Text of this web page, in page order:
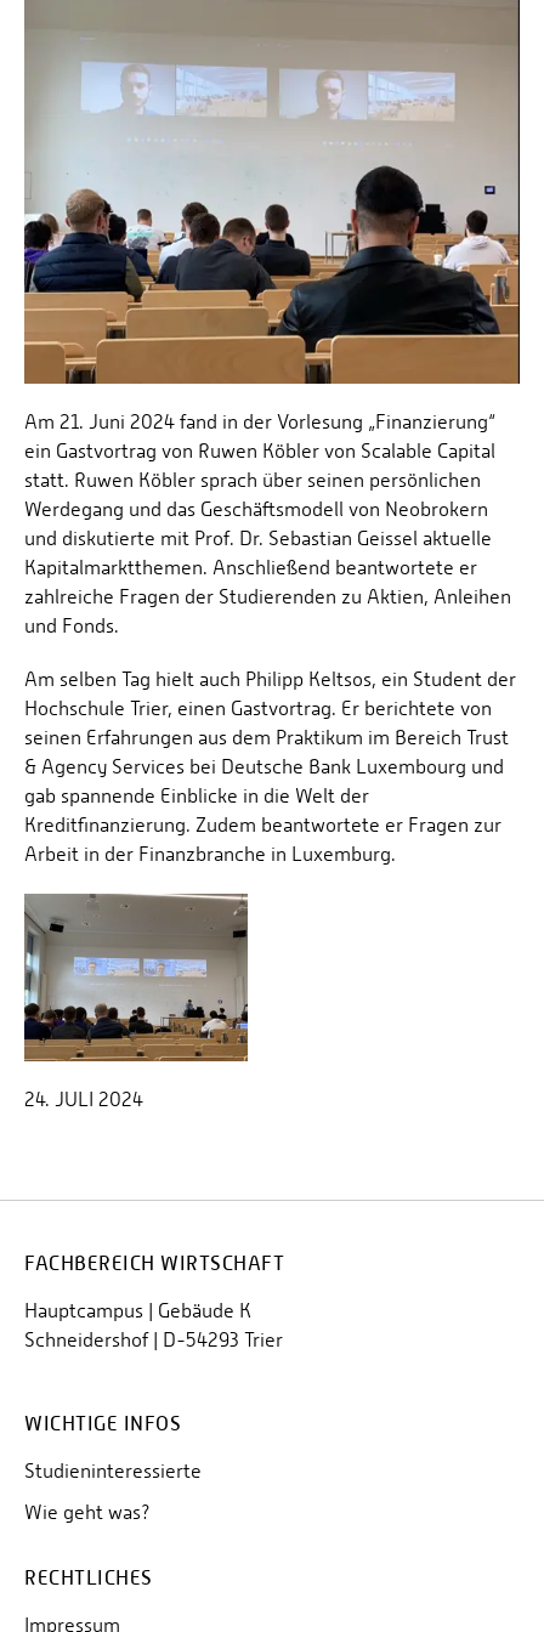
Am 21. Juni 2024 fand in der Vorlesung „Finanzierung“
ein Gastvortrag von Ruwen Köbler von Scalable Capital
statt. Ruwen Köbler sprach über seinen persönlichen
Werdegang und das Geschäftsmodell von Neobrokern
und diskutierte mit Prof. Dr. Sebastian Geissel aktuelle
Kapitalmarktthemen. Anschließend beantwortete er
zahlreiche Fragen der Studierenden zu Aktien, Anleihen
und Fonds.
Am selben Tag hielt auch Philipp Keltsos, ein Student der
Hochschule Trier, einen Gastvortrag. Er berichtete von
seinen Erfahrungen aus dem Praktikum im Bereich Trust
& Agency Services bei Deutsche Bank Luxembourg und
gab spannende Einblicke in die Welt der
Kreditfinanzierung. Zudem beantwortete er Fragen zur
Arbeit in der Finanzbranche in Luxemburg.
24. JULI 2024
FACHBEREICH WIRTSCHAFT
Hauptcampus | Gebäude K
Schneidershof | D-54293 Trier
WICHTIGE INFOS
Studieninteressierte
Wie geht was?
RECHTLICHES
Impressum